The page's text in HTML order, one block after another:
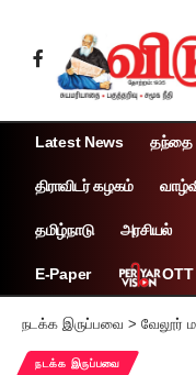
Latest News தந்தை
திராவிடர் கழகம்
தமிழ்நாடு அரசியல்
E-Paper OTT
நடக்க இருப்பவை > வேலூர் மாவட்ட
நடக்க இருப்பவை